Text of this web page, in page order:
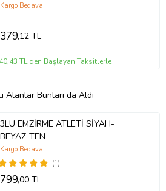
Kargo Bedava
379,12 TL
40,43 TL'den Başlayan Taksitlerle
Alanlar Bunları da Aldı
3LÜ EMZİRME ATLETİ SİYAH-
BEYAZ-TEN
(1)
Kargo Bedava
799,00 TL